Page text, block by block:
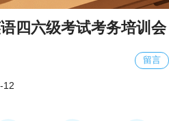
四六级考试考务培训会
留言
12